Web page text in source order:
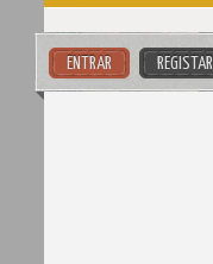
ENTRAR REGISTAR